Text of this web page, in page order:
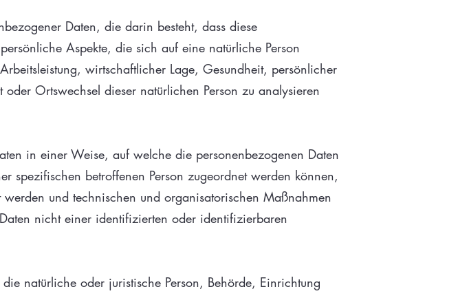
Daten, die darin besteht, dass diese
Aspekte, die sich auf eine natürliche Person
wirtschaftlicher Lage, Gesundheit, persönlicher
Ortswechsel dieser natürlichen Person zu analysieren
in einer Weise, auf welche die personenbezogenen Daten
spezifischen betroffenen Person zugeordnet werden können,
und technischen und organisatorischen Maßnahmen
nicht einer identifizierten oder identifizierbaren
natürliche oder juristische Person, Behörde, Einrichtung